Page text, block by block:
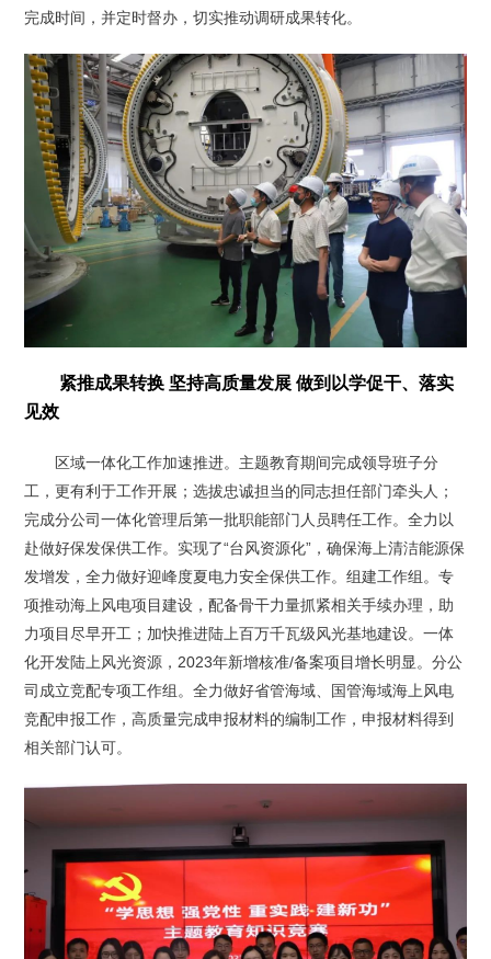
完成时间，并定时督办，切实推动调研成果转化。
紧推成果转换 坚持高质量发展 做到以学促干、落实
见效
区域一体化工作加速推进。主题教育期间完成领导班子分
工，更有利于工作开展；选拔忠诚担当的同志担任部门牵头人；
完成分公司一体化管理后第一批职能部门人员聘任工作。全力以
赴做好保发保供工作。实现了“台风资源化”，确保海上清洁能源保
发增发，全力做好迎峰度夏电力安全保供工作。组建工作组。专
项推动海上风电项目建设，配备骨干力量抓紧相关手续办理，助
力项目尽早开工；加快推进陆上百万千瓦级风光基地建设。一体
化开发陆上风光资源，2023年新增核准/备案项目增长明显。分公
司成立竞配专项工作组。全力做好省管海域、国管海域海上风电
竞配申报工作，高质量完成申报材料的编制工作，申报材料得到
相关部门认可。